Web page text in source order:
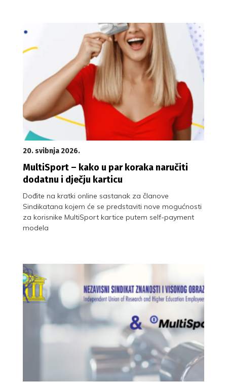
20. svibnja 2026.
MultiSport – kako u par koraka naručiti
dodatnu i dječju karticu
Dođite na kratki online sastanak za članove
Sindikatana kojem će se predstaviti nove mogućnosti
za korisnike MultiSport kartice putem self-payment
modela